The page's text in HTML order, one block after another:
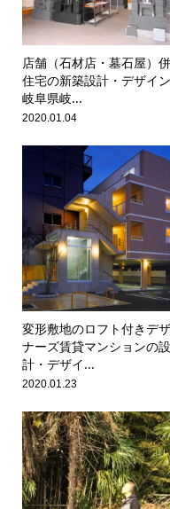
店舗（石材店・墓石屋）
住宅の新築設計・デザイン
岐阜県岐...
2020.01.04
変形敷地のロフト付きデ
ナーズ賃貸マンションの設
計・デザイ...
2020.01.23